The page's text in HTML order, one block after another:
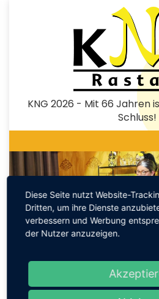
KNG 2026 - Mit 66 Jahren
Schluss!
zurück
3. Sitzung 2026
| 19:33 Uhr
Diese Seite nutzt Website-
Dritten, um ihre Dienste
verbessern und Werbung
der Nutzer anzuzeigen.